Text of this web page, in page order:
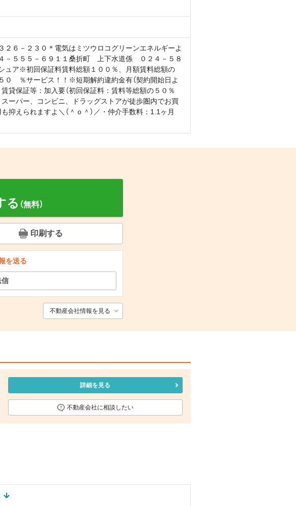
６－２３０＊電気はミツウロコグリーンエネルギーよ
－５５５－６９１１桑折町 上下水道係 ０２４－５８
ア※初回保証料賃料総額１００％、月額賃料総額の
０ ％サービス！！※短期解約違約金有（契約開始日よ
賃貸保証等：加入要（初回保証料：賃料等総額の５０％
ーパー、コンビニ、ドラッグストアが徒歩圏内でお買
抑えられますよ＼（＾ｏ＾）／・仲介手数料：1.1ヶ月
る （無料）
印刷する
を送る
信
不動産会社情報を見る
詳細を見る
不動産会社に相談したい